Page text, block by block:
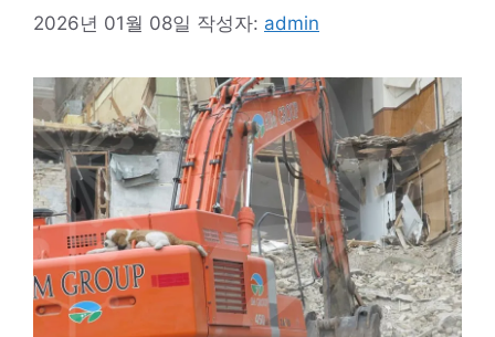
2026년 01월 08일 작성자: admin